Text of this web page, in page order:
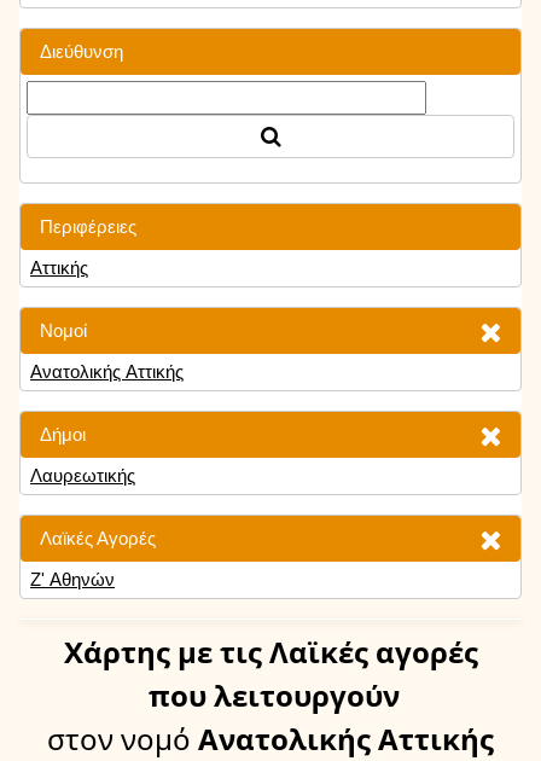
Διεύθυνση
Περιφέρειες
Αττικής
Νομοί
Ανατολικής Αττικής
Δήμοι
Λαυρεωτικής
Λαϊκές Αγορές
Ζ' Αθηνών
Χάρτης με τις Λαϊκές αγορές
που λειτουργούν
στον νομό Ανατολικής Αττικής